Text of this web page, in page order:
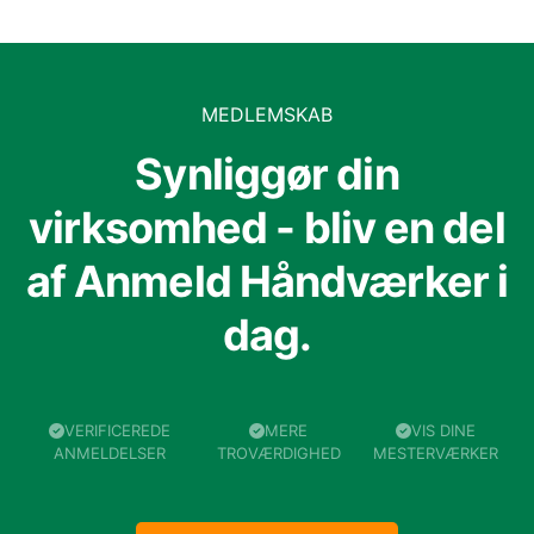
MEDLEMSKAB
Synliggør din
virksomhed - bliv en del
af Anmeld Håndværker i
dag.
VERIFICEREDE
ANMELDELSER
MERE
TROVÆRDIGHED
VIS DINE
MESTERVÆRKER